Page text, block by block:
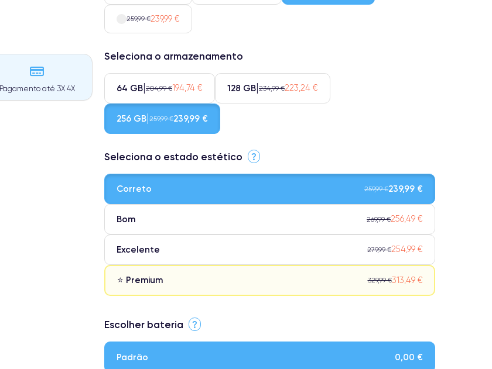
Pagamento até 3X 4X
259,99 €239,99 €
Seleciona o armazenamento
64 GB 204,99 €194,74 € 128 GB 234,99 €223,24 €
256 GB 259,99 €239,99 €
Seleciona o estado estético ?
Correto 259,99 €239,99 €
Bom 269,99 €256,49 €
Excelente 279,99 €254,99 €
⭐ Premium 329,99 €313,49 €
⭐ Premium
Escolher bateria ?
Padrão 0,00 €